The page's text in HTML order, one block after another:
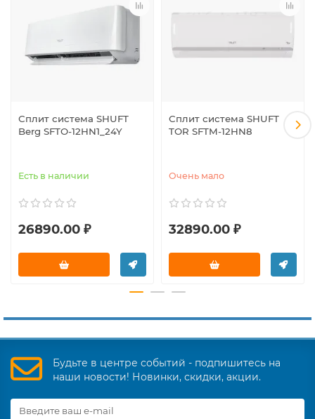
Сплит система SHUFT
Berg SFTO-12HN1_24Y
Есть в наличии
26890.00 ₽
Сплит система SHUFT
TOR SFTM-12HN8
Очень мало
32890.00 ₽
Будьте в центре событий - подпишитесь на
наши новости! Новинки, скидки, акции.